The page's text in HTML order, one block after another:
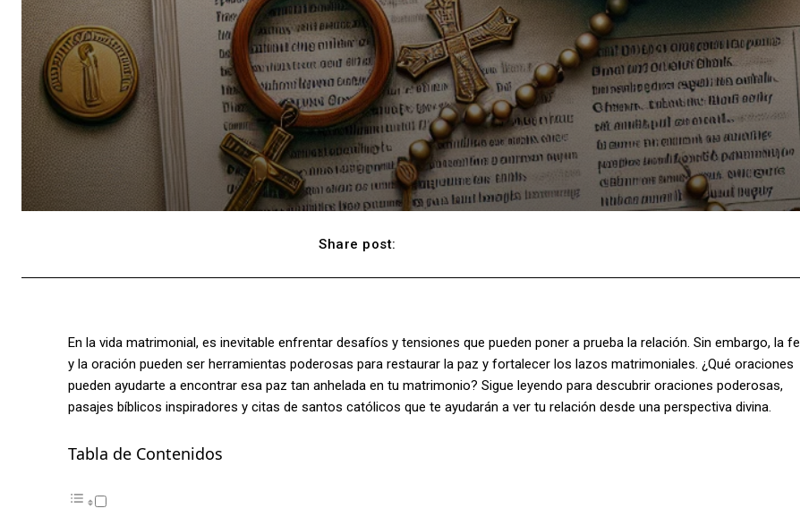
Share post:
En la vida matrimonial, es inevitable enfrentar desafíos y tensiones que pueden poner a prueba la relación. Sin embargo, la fe
y la oración pueden ser herramientas poderosas para restaurar la paz y fortalecer los lazos matrimoniales. ¿Qué oraciones
pueden ayudarte a encontrar esa paz tan anhelada en tu matrimonio? Sigue leyendo para descubrir oraciones poderosas,
pasajes bíblicos inspiradores y citas de santos católicos que te ayudarán a ver tu relación desde una perspectiva divina.
Tabla de Contenidos